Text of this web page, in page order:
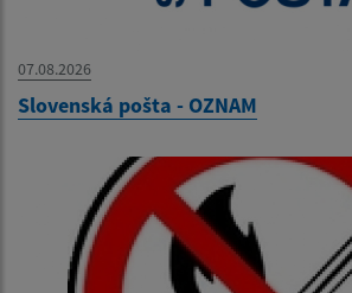
07.08.2026
Slovenská pošta - OZNAM